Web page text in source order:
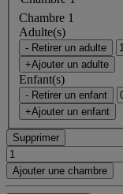
Chambre 1
Adulte(s)
- Retirer un adulte
+Ajouter un adulte
Enfant(s)
- Retirer un enfant
+Ajouter un enfant
Supprimer
Ajouter une chambre